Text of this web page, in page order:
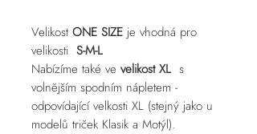
VelikostONE SIZE je vhodná pro
velikosti S-M-L
Nabízíme také ve velikost XL s
volnějším spodním nápletem -
odpovídající velkosti XL (stejný jako u
modelů triček Klasik a Motýl).